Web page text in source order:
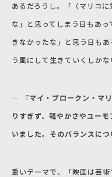
あるだろうし。「（マリコ
な」と思ってしまう日もあ
きなかったな」と思う日も
う風にして生きていくしかな
― 『マイ・ブロークン・マ
りすぎず、軽やかさやユー
いました。そのバランスに
重いテーマで、「映画は芸